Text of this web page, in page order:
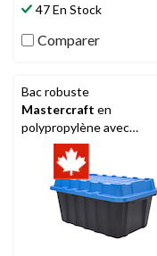
47 En Stock
Comparer
Bac robuste
Mastercraft en
polypropylène avec
couvercle-dôme, 88 L